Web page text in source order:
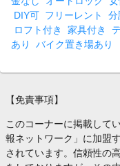
DIY可 フリーレント 分
ロフト付き
家具付き
あり
バイク置き場あり
【免責事項】
このコーナーに掲載して
報ネットワーク」に加盟
されています。信頼性の